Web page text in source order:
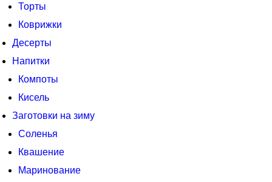
Торты
Коврижки
Десерты
Напитки
Компоты
Кисель
Заготовки на зиму
Соленья
Квашение
Маринование